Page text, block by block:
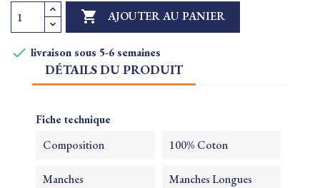
 AJOUTER AU PANIER
 livraison sous 5-6 semaines
DÉTAILS DU PRODUIT
Fiche technique
Composition 100% Coton
Manches Manches Longues